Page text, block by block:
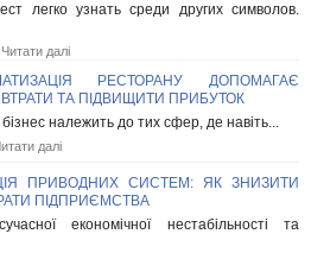
легко узнать среди других символов.
Читати далі
РЕСТОРАНУ ДОПОМАГАЄ
ТА ПІДВИЩИТИ ПРИБУТОК
належить до тих сфер, де навіть...
далі
ПРИВОДНИХ СИСТЕМ: ЯК ЗНИЗИТИ
ПІДПРИЄМСТВА
економічної нестабільності та